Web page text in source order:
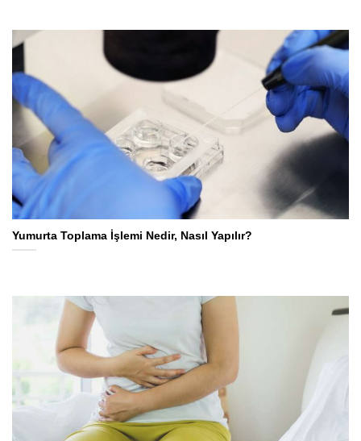
Yumurta Toplama İşlemi Nedir, Nasıl Yapılır?